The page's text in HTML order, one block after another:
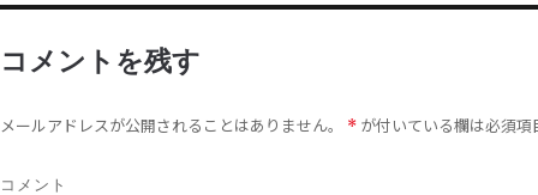
コメントを残す
メールアドレスが公開されることはありません。 * が付いている欄は必須項
コメント